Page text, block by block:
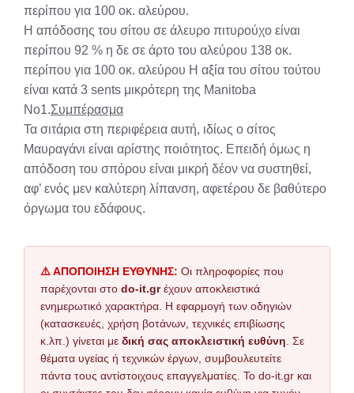
περίπου για 100 οκ. αλεύρου.
Η απόδοσης του σίτου σε άλευρο πιτυρούχο είναι
περίπου 92 % η δε σε άρτο του αλεύρου 138 οκ.
περίπου για 100 οκ. αλεύρου Η αξία του σίτου τούτου
είναι κατά 3 sents μικρότερη της Manitoba
No1.Συμπέρασμα
Τα σιτάρια στη περιφέρεια αυτή, ιδίως ο σίτος
Μαυραγάνι είναι αρίστης ποιότητος. Επειδή όμως η
απόδοση του σπόρου είναι μικρή δέον να συστηθεί,
αφ’ ενός μεν καλύτερη λίπανση, αφετέρου δε βαθύτερο
όργωμα του εδάφους.
⚠️ ΑΠΟΠΟΙΗΣΗ ΕΥΘΥΝΗΣ: Οι πληροφορίες που
παρέχονται στο do-it.grέχουν αποκλειστικά
ενημερωτικό χαρακτήρα. Η εφαρμογή των οδηγιών
(κατασκευές, χρήση βοτάνων, τεχνικές επιβίωσης
κ.λπ.) γίνεται με δική σας αποκλειστική ευθύνη . Σε
θέματα υγείας ή τεχνικών έργων, συμβουλευτείτε
πάντα τους αντίστοιχους επαγγελματίες. Το do-it.gr και